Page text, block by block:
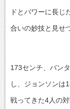
ドとパワーに長じ
合いの妙技と見せ
173センチ、バン
し、ジョンソンは
戦ってきた4人の